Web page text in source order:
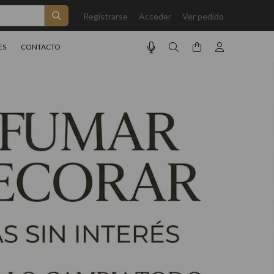
Registrarse Acceder Ver pedido
CONTACTO